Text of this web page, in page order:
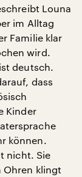
Louna
im Alltag
Familie klar
wird.
deutsch.
dass
Kinder
können.
nicht. Sie
Ohren klingt